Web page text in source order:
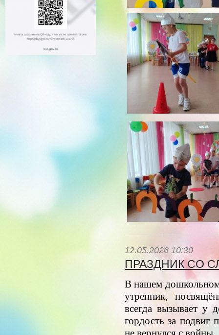
12.05.2026 10:30
ПРАЗДНИК СО
В нашем
утренник,
всегда вызывает у
гордость за подвиг